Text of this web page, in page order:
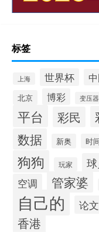
标签
上海 世界杯
北京 博彩 变压器
平台 彩民
数据 新奥 时
狗狗 玩家
空调 管家婆
自己的 论文
香港